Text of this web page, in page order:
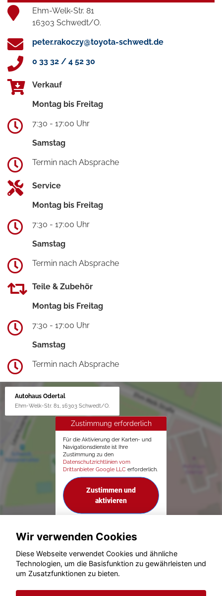
Ehm-Welk-Str. 81
16303 Schwedt/O.
peter.rakoczy@toyota-schwedt.de
0 33 32 / 4 52 30
Verkauf
Montag bis Freitag
7:30 - 17:00 Uhr
Samstag
Termin nach Absprache
Service
Montag bis Freitag
7:30 - 17:00 Uhr
Samstag
Termin nach Absprache
Teile & Zubehör
Montag bis Freitag
7:30 - 17:00 Uhr
Samstag
Termin nach Absprache
Autohaus Odertal
Ehm-Welk-Str. 81, 16303 Schwedt/O.
Zustimmung erforderlich
Für die Aktivierung der Karten- und
Navigationsdienste ist Ihre
Zustimmung zu den
Datenschutzrichtlinien vom
Drittanbieter Google LLC erforderlich.
Zustimmen und
aktivieren
© konjunkturmotor.de GmbH 2020 - 2026
Wir verwenden Cookies
Diese Webseite verwendet Cookies und ähnliche
Technologien, um die Basisfunktion zu gewährleisten und
um Zusatzfunktionen zu bieten.